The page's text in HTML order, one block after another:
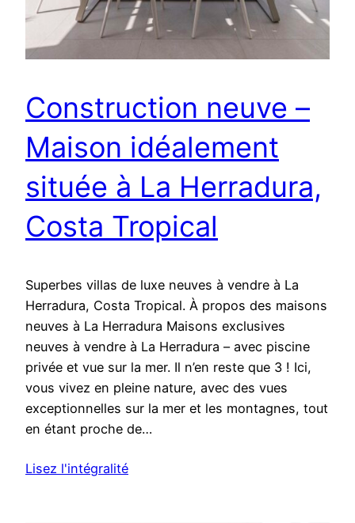
Construction neuve –
Maison idéalement
située à La Herradura,
Costa Tropical
Superbes villas de luxe neuves à vendre à La
Herradura, Costa Tropical. À propos des maisons
neuves à La Herradura Maisons exclusives
neuves à vendre à La Herradura – avec piscine
privée et vue sur la mer. Il n’en reste que 3 ! Ici,
vous vivez en pleine nature, avec des vues
exceptionnelles sur la mer et les montagnes, tout
en étant proche de…
Lisez l'intégralité